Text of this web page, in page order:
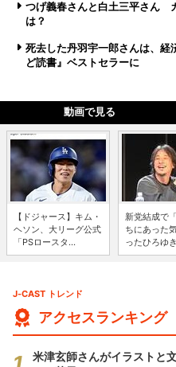
つげ義春さんと白土三平さん
は？
死去した丹羽宇一郎さんは、
ど読書』ベストセラーに
動画で見る
【ドジャース】キム・
ヘソン、大リーグ公式
「PSロースタ...
新党結成で
ちにあった
ったひろゆ
J-CAST トレンド
アクセスランキング
米津玄師さんがイラストと